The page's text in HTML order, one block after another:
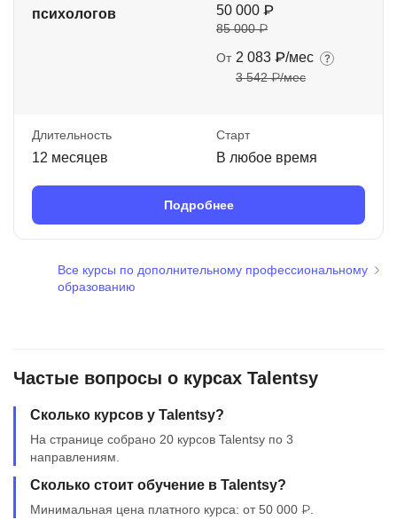
психологов
50 000 ₽
85 000 ₽
От 2 083 ₽/мес
3 542 ₽/мес
Длительность
12 месяцев
Старт
В любое время
Подробнее
Все курсы по дополнительному профессиональному
образованию
Частые вопросы о курсах Talentsy
Сколько курсов у Talentsy?
На странице собрано 20 курсов Talentsy по 3
направлениям.
Сколько стоит обучение в Talentsy?
Минимальная цена платного курса: от 50 000 ₽.